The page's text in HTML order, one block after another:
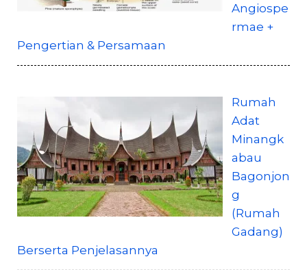
Angiospe
rmae +
Pengertian & Persamaan
Rumah
Adat
Minangk
abau
Bagonjon
g
(Rumah
Gadang)
Berserta Penjelasannya